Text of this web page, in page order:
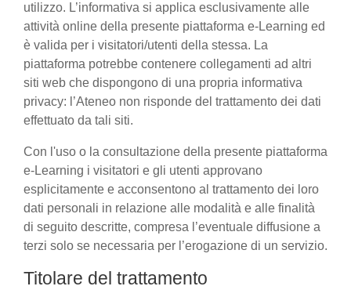
utilizzo. L’informativa si applica esclusivamente alle
attività online della presente piattaforma e-Learning ed
è valida per i visitatori/utenti della stessa. La
piattaforma potrebbe contenere collegamenti ad altri
siti web che dispongono di una propria informativa
privacy: l’Ateneo non risponde del trattamento dei dati
effettuato da tali siti.
Con l'uso o la consultazione della presente piattaforma
e-Learning i visitatori e gli utenti approvano
esplicitamente e acconsentono al trattamento dei loro
dati personali in relazione alle modalità e alle finalità
di seguito descritte, compresa l’eventuale diffusione a
terzi solo se necessaria per l’erogazione di un servizio.
Titolare del trattamento